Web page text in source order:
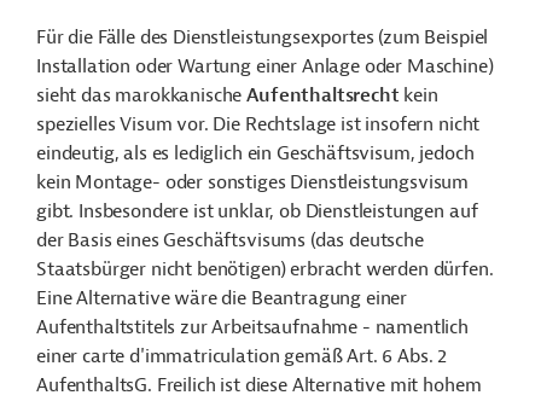
Für die Fälle des Dienstleistungsexportes (zum Beispiel
Installation oder Wartung einer Anlage oder Maschine)
sieht das marokkanischeAufenthaltsrecht kein
spezielles Visum vor. Die Rechtslage ist insofern nicht
eindeutig, als es lediglich ein Geschäftsvisum, jedoch
kein Montage- oder sonstiges Dienstleistungsvisum
gibt. Insbesondere ist unklar, ob Dienstleistungen auf
der Basis eines Geschäftsvisums (das deutsche
Staatsbürger nicht benötigen) erbracht werden dürfen.
Eine Alternative wäre die Beantragung einer
Aufenthaltstitels zur Arbeitsaufnahme - namentlich
einer carte d'immatriculation gemäß Art. 6 Abs. 2
AufenthaltsG. Freilich ist diese Alternative mit hohem